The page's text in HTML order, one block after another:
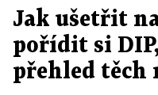
Jak ušetřit
pořídit si
přehled těch